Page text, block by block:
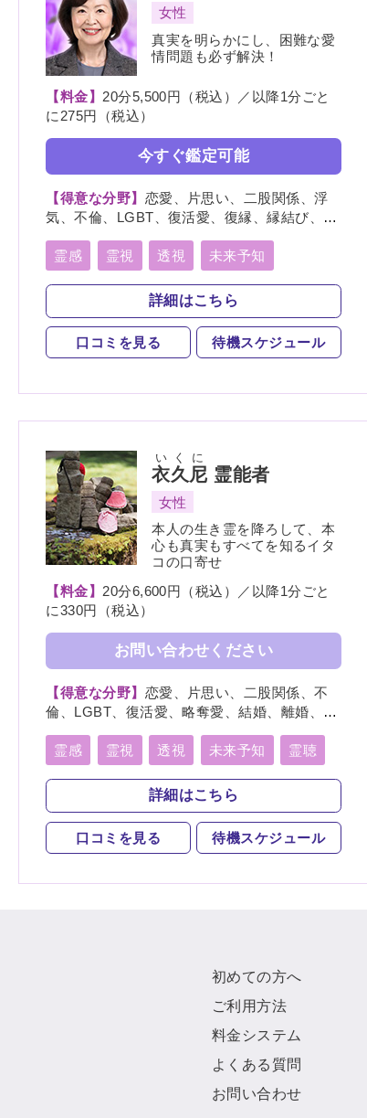
女性
真実を明らかにし、困難な愛
情問題も必ず解決！
【料金】 20分5,500円（税込）／以降1分ごと
に275円（税込）
今すぐ鑑定可能
【得意な分野】 恋愛、片思い、二股関係、浮
気、不倫、LGBT、復活愛、復縁、縁結び、縁
離恋愛、結婚、夫婦、離婚、親子、家族、人
間関係、人生相談、健康、ペット、物探し
霊感 霊視 透視 未来予知
縁切り 言霊
詳細はこちら
口コミを見る 待機スケジュール
衣久尼
いくに
霊能者
女性
本人の生き霊を降ろして、本
心も真実もすべてを知るイタ
コの口寄せ
【料金】 20分6,600円（税込）／以降1分ごと
に330円（税込）
お問い合わせください
【得意な分野】 恋愛、片思い、二股関係、不
倫、LGBT、復活愛、略奪愛、結婚、離婚、夫
探し、人間関係、人生相談、出会い、相性、
経営、転職、適職、縁結び、縁切り
霊感 霊視 透視 未来予知 霊聴
前世 後世
神通力 守護霊 背後霊
死者霊の降霊 除霊 浄霊 祈願
詳細はこちら
口コミを見る 待機スケジュール
初めての方へ
ご利用方法
料金システム
よくある質問
お問い合わせ